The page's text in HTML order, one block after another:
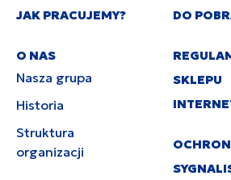
JAK PRACUJEMY?
O NAS
Nasza grupa
Historia
Struktura
organizacji
DO
SKLEPU